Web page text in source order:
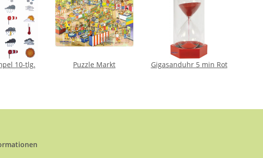
10-tlg. Puzzle Markt Gigasanduhr 5 min Rot